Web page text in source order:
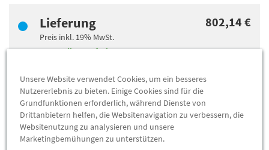
Lieferung
Preis inkl. 19% MwSt.
Versandkostenfrei
802,14 €
Abholung
Preis inkl.19%MwSt.
Abholbar andiesen Standorten
Unsere Website verwendet Cookies, um ein besseres
Nutzererlebnis zu bieten. Einige Cookies sind für die
Grundfunktionen erforderlich, während Dienste von
Drittanbietern helfen, die Websitenavigation zu verbessern, die
Websitenutzung zu analysieren und unsere
Marketingbemühungen zu unterstützen.